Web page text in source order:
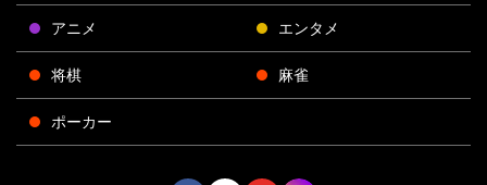
アニメ エンタメ
将棋 麻雀
ポーカー